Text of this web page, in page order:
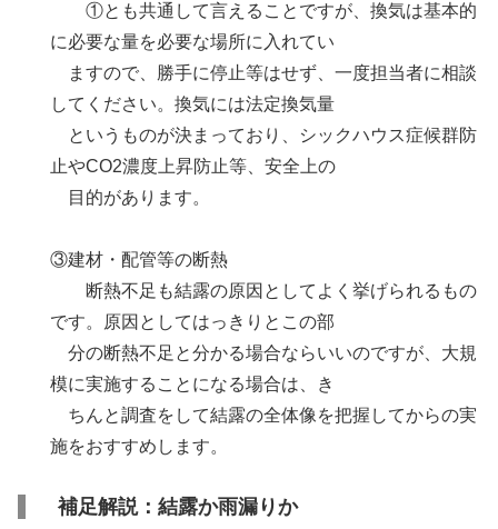
①とも共通して言えることですが、換気は基本的
に必要な量を必要な場所に入れてい
ますので、勝手に停止等はせず、一度担当者に相談
してください。換気には法定換気量
というものが決まっており、シックハウス症候群防
止やCO2濃度上昇防止等、安全上の
目的があります。
③建材・配管等の断熱
断熱不足も結露の原因としてよく挙げられるもの
です。原因としてはっきりとこの部
分の断熱不足と分かる場合ならいいのですが、大規
模に実施することになる場合は、き
ちんと調査をして結露の全体像を把握してからの実
施をおすすめします。
補足解説：結露か雨漏りか